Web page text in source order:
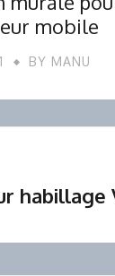
mobile
BY MANU
habillage